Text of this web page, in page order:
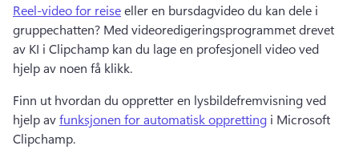
Reel-video for reise eller en bursdagvideo du kan dele i
gruppechatten? Med videoredigeringsprogrammet drevet
av KI i Clipchamp kan du lage en profesjonell video ved
hjelp av noen få klikk.
Finn ut hvordan du oppretter en lysbildefremvisning ved
hjelp av funksjonen for automatisk oppretting i Microsoft
Clipchamp.